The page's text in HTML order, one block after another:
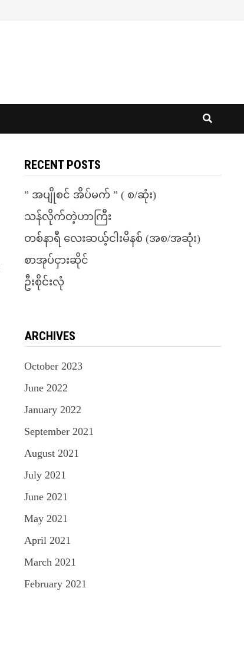
RECENT POSTS
” အပျိုစင် အိပ်မက် ” ( စ/ဆုံး)
သန်လိုက်တဲ့ဟာကြီး
တစ်နာရီ လေးဆယ့်ငါးမိနစ် (အစ/အဆုံး)
စာအုပ်ငှားဆိုင်
ဦးစိုင်းလုံ
ARCHIVES
October 2023
June 2022
January 2022
September 2021
August 2021
July 2021
June 2021
May 2021
April 2021
March 2021
February 2021